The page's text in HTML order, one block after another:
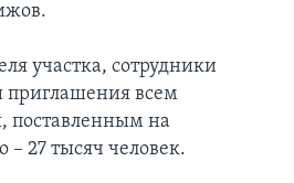
участка, сотрудники
приглашения всем
поставленным на
– 27 тысяч человек.